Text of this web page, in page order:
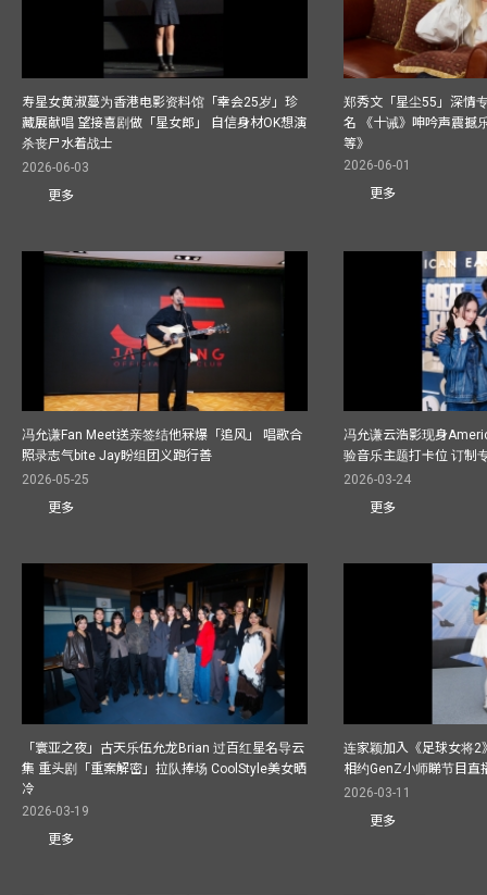
寿星女黄淑蔓为香港电影资料馆「幸会25岁」珍
藏展献唱 望接喜剧做「星女郎」 自信身材OK想演
杀丧尸水着战士
2026-06-03
更多
郑秀文「星尘55」深情
名 《十诫》呻吟声震撼
等》
2026-06-01
更多
冯允谦Fan Meet送亲签结他冧爆「追风」 唱歌合
照录志气bite Jay盼组团义跑行善
2026-05-25
更多
冯允谦云浩影现身
验音乐主题打卡位 订制
2026-03-24
更多
「寰亚之夜」古天乐伍允龙Brian 过百红星名导云
集 重头剧「重案解密」拉队捧场 CoolStyle美女晒
冷
2026-03-19
更多
连家颖加入《足球女将
相约GenZ小师睇节目直
2026-03-11
更多